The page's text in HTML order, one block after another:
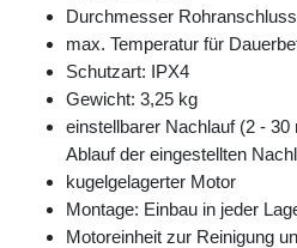
Durchmesser
max. Temperatur für
Schutzart: IPX4
Gewicht: 3,25 kg
einstellbarer Nachlauf (2 -
Ablauf der eingestellten
kugelgelagerter Motor
Montage: Einbau in jeder
Motoreinheit zur Reinigung